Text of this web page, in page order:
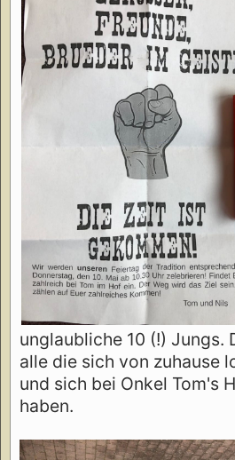
unglaubliche 10 (!) Jungs.
alle die sich von zuhause
und sich bei Onkel Tom's
haben.